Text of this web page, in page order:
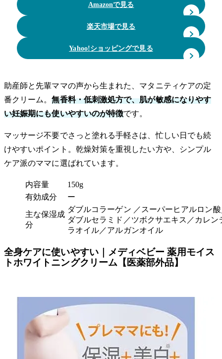
Amazonで見る
楽天市場で見る
Yahoo!ショッピングで見る
助産師と先輩ママの声から生まれた、マタニティケアの定
番クリーム。無香料・低刺激処方で、肌が敏感になりやす
い妊娠期にも使いやすいのが特徴です。
マッサージ不要でさっと塗れる手軽さは、忙しい日でも続
けやすいポイント。乾燥対策を重視したい方や、シンプル
ケア派のママに選ばれています。
内容量
150g
有効成分
ー
主な保湿成
分
ダブルコラーゲン ／スーパーヒアルロン
ダブルセラミド／ツボクサエキス／カレン
ラオイル／アルガンオイル
全身ケアに使いやすい｜メディベビー 薬用モイス
トホワイトニングクリーム【医薬部外品】